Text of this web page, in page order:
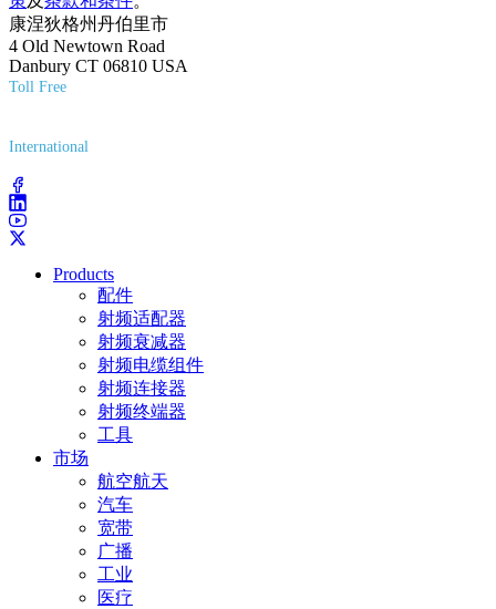
康涅狄格州丹伯里市
4 Old Newtown Road
Danbury CT 06810 USA
Toll Free
International
Products
配件
射频适配器
射频衰减器
射频电缆组件
射频连接器
射频终端器
工具
市场
航空航天
汽车
宽带
广播
工业
医疗